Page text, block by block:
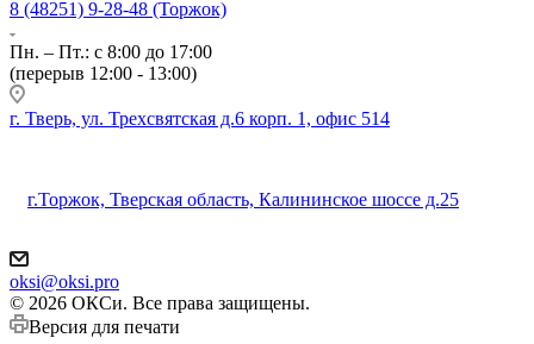
8 (48251) 9-28-48 (Торжок)
Пн. – Пт.: с 8:00 до 17:00
(перерыв 12:00 - 13:00)
г. Тверь, ул. Трехсвятская д.6 корп. 1, офис 514
г.Торжок, Тверская область, Калининское шоссе д.25
oksi@oksi.pro
© 2026 ОКСи. Все права защищены.
Версия для печати